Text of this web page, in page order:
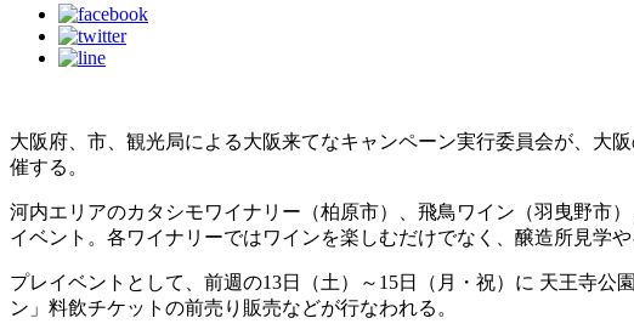
大阪府、市、観光局による大阪来てなキャンペーン実行委員会が、大
催する。
河内エリアのカタシモワイナリー（柏原市）、飛鳥ワイン（羽曳野市
イベント。各ワイナリーではワインを楽しむだけでなく、醸造所見学
プレイベントとして、前週の13日（土）～15日（月・祝）に 天王寺
ン」料飲チケットの前売り販売などが行なわれる。